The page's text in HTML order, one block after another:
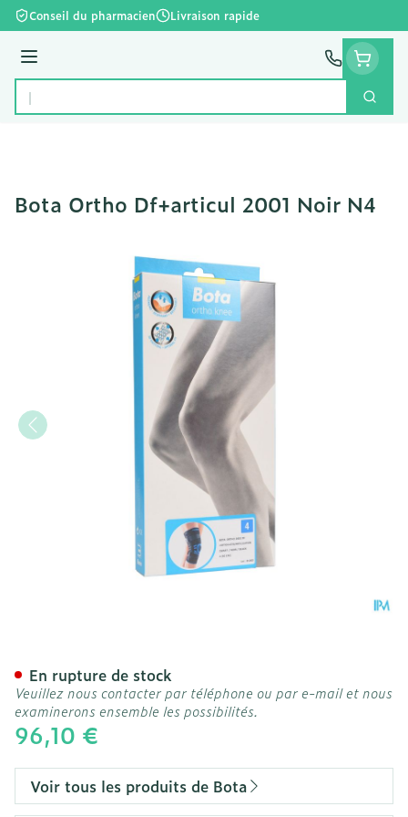
Aller au contenu
Conseil du pharmacien Livraison rapide
Menu
Rechercher
Bota Ortho Df+articul 2001 Noir N4
96,10 €
En rupture de stock
Veuillez nous contacter par téléphone ou par e-mail et nous
examinerons ensemble les possibilités.
Voir tous les produits de Bota